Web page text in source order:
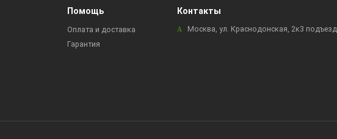
Помощь
Оплата и доставка
Гарантия
Контакты
Москва, ул. Краснодонская, 2к3